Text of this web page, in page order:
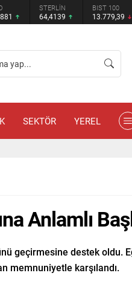
STERLİN
64,4139
BIST 100
13.779,39
SEKTÖR YEREL
Anlamlı
geçirmesine destek oldu.
memnuniyetle karşılandı.